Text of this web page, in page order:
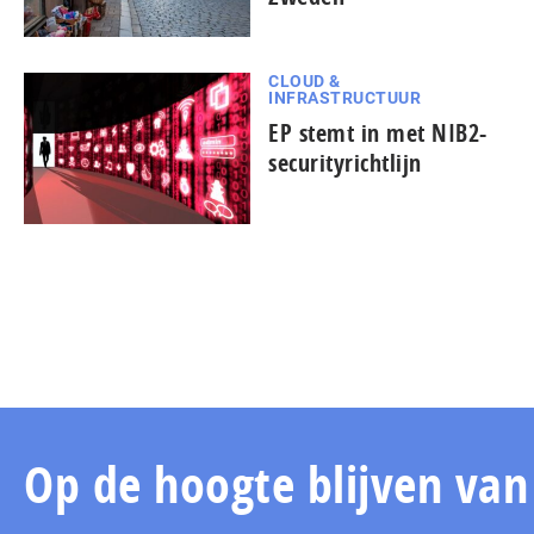
CLOUD &
INFRASTRUCTUUR
EP stemt in met NIB2-
securityrichtlijn
Op de hoogte blijven